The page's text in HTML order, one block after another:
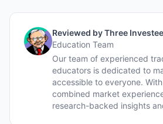
Reviewed byThree
Education Team
Our team of experienced
educators is dedicated to
accessible to everyone.
combined market
research-backed insights